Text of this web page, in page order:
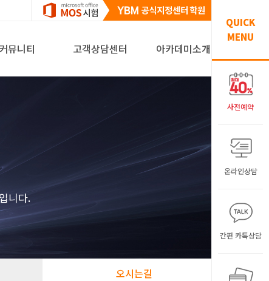
커뮤니티 고객상담센터 아카데미소개
QUICK
MENU
사전예약
온라인상담
간편 카톡상담
니다.
오시는길